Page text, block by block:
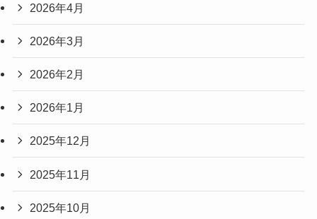
2026年4月
2026年3月
2026年2月
2026年1月
2025年12月
2025年11月
2025年10月